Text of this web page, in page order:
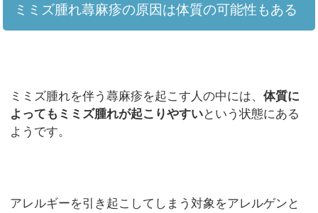
ミミズ腫れ蕁麻疹の原因は体質の可能性もある
ミミズ腫れを伴う蕁麻疹を起こす人の中には、体質に
よってもミミズ腫れが起こりやすいという状態にある
ようです。
アレルギーを引き起こしてしまう対象をアレルゲンと